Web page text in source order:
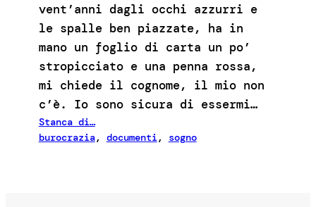
vent’anni dagli occhi azzurri e
le spalle ben piazzate, ha in
mano un foglio di carta un po’
stropicciato e una penna rossa,
mi chiede il cognome, il mio non
c’è. Io sono sicura di essermi…
Stanca di…
burocrazia, documenti , sogno